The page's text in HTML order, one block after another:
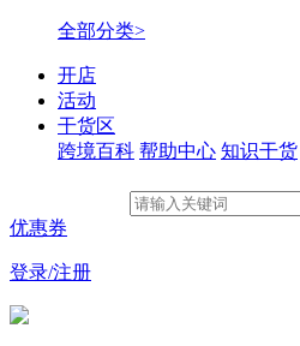
全部分类>
开店
活动
干货区
跨境百科 帮助中心 知识干货
优惠券
登录/注册